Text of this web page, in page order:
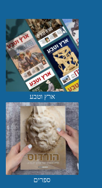
ארץ וטבע
ספרים